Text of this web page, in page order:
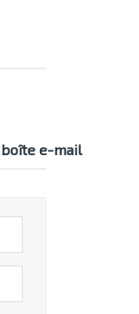
boîte e-mail